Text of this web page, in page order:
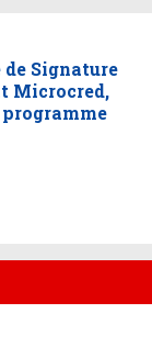
de Signature
Microcred,